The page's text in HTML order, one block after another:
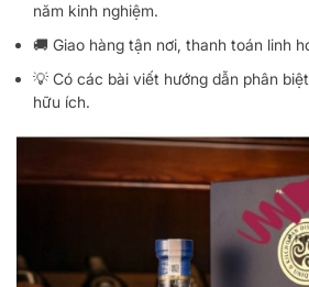
năm kinh nghiệm.
🚚 Giao hàng tận nơi, thanh toán linh
💡 Có các bài viết hướng dẫn phân
hữu ích.